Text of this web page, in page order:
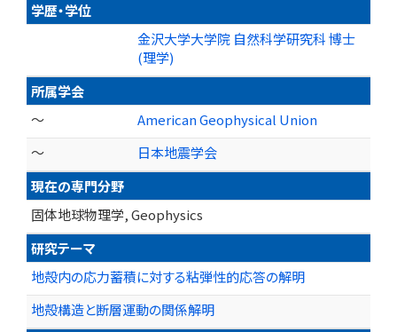
学歴・学位
金沢大学大学院 自然科学研究科 博士
(理学)
所属学会
～
American Geophysical Union
～
日本地震学会
現在の専門分野
固体地球物理学, Geophysics
研究テーマ
地殻内の応力蓄積に対する粘弾性的応答の解明
地殻構造と断層運動の関係解明